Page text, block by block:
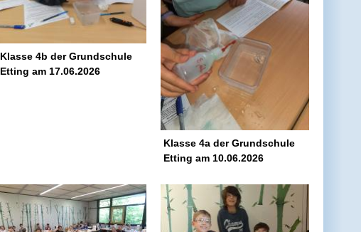
Klasse 4b der Grundschule
Etting am 17.06.2026
Klasse 4a der Grundschule
Etting am 10.06.2026